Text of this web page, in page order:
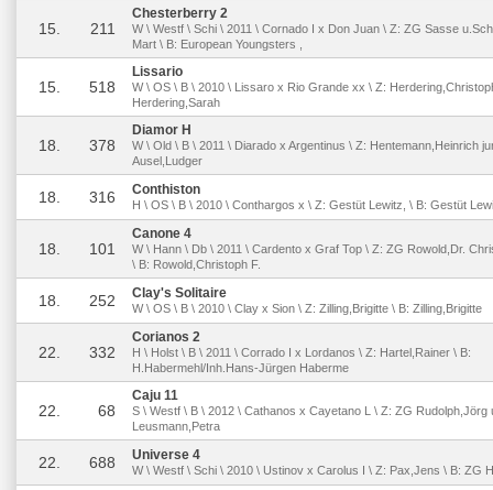
15. 211
Chesterberry 2
W \ Westf \ Schi \ 2011 \ Cornado I x Don Juan \ Z: ZG Sasse
Mart \ B: European Youngsters ,
15. 518
Lissario
W \ OS \ B \ 2010 \ Lissaro x Rio Grande xx \ Z:
Herdering,Sarah
18. 378
Diamor H
W \ Old \ B \ 2011 \ Diarado x Argentinus \ Z: Hentemann,Heinrich
Ausel,Ludger
18. 316 Conthiston
H \ OS \ B \ 2010 \ Conthargos x \ Z: Gestüt Lewitz, \ B: Gestüt
18. 101
Canone 4
W \ Hann \ Db \ 2011 \ Cardento x Graf Top \ Z: ZG Rowold,Dr.
\ B: Rowold,Christoph F.
18. 252 Clay's Solitaire
W \ OS \ B \ 2010 \ Clay x Sion \ Z: Zilling,Brigitte \ B: Zilling,Brigitte
22. 332
Corianos 2
H \ Holst \ B \ 2011 \ Corrado I x Lordanos \ Z: Hartel,Rainer \ B:
H.Habermehl/Inh.Hans-Jürgen Haberme
22. 68
Caju 11
S \ Westf \ B \ 2012 \ Cathanos x Cayetano L \ Z: ZG Rudolph,Jörg
Leusmann,Petra
22. 688 Universe 4
W \ Westf \ Schi \ 2010 \ Ustinov x Carolus I \ Z: Pax,Jens \ B: ZG